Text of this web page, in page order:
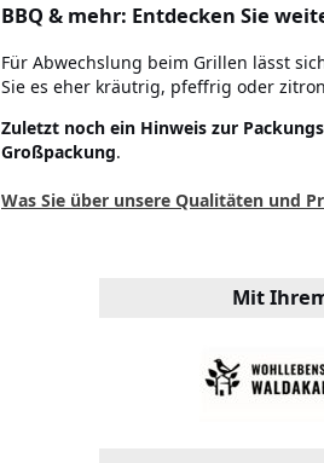
BBQ & mehr: Entdecken Sie
Für Abwechslung beim Grillen lässt
Sie es eher kräutrig, pfeffrig oder
Zuletzt noch ein Hinweis zur
Großpackung.
Was Sie über unsere Qualitäten und
Mit